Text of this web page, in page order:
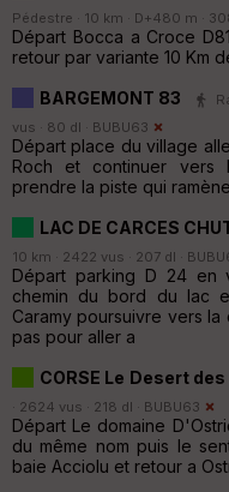
Pédestre · 10 km · D+480 m ·
Départ Bocca a Croce
retour par variante 10 Km
BARGEMONT 83
vus · 80 dl · BUBU63
Départ place du village
Roch et continuer
prendre la piste qui
LAC DE CARCES
10 km · 2422 vus · 207 dl ·
Départ parking D 24 en
chemin du bord du lac
Caramy poursuivre vers
pas pour aller a
CORSE Le Desert
· 2624 vus · 218 dl · BUBU63
Départ Le domaine
du même nom puis le
baie Acciolu et retour a